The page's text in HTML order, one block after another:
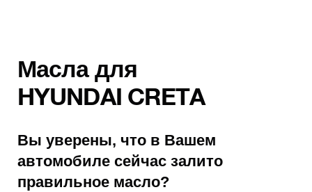
Масла для
HYUNDAI CRETA
Вы уверены, что в Вашем
автомобиле сейчас залито
правильное масло?